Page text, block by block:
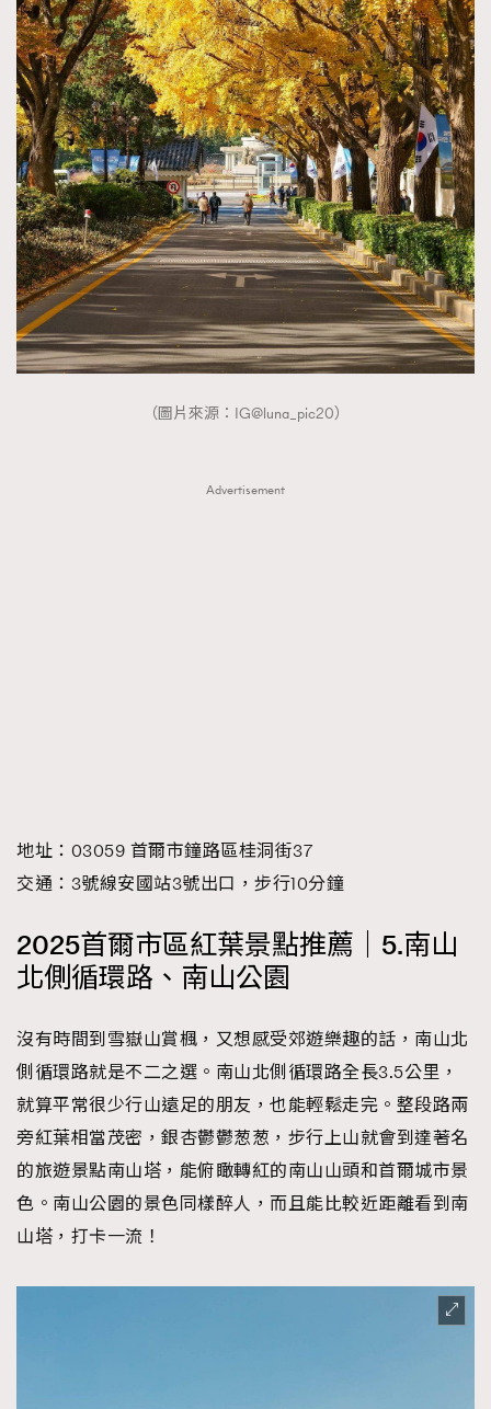
（圖片來源：IG@luna_pic20）
Advertisement
地址：03059 首爾市鐘路區桂洞街37
交通：3號線安國站3號出口，步行10分鐘
2025首爾市區紅葉景點推薦｜5.南山
北側循環路、南山公園
沒有時間到雪嶽山賞楓，又想感受郊遊樂趣的話，南山北
側循環路就是不二之選。南山北側循環路全長3.5公里，
就算平常很少行山遠足的朋友，也能輕鬆走完。整段路兩
旁紅葉相當茂密，銀杏鬱鬱葱葱，步行上山就會到達著名
的旅遊景點南山塔，能俯瞰轉紅的南山山頭和首爾城市景
色。南山公園的景色同樣醉人，而且能比較近距離看到南
山塔，打卡一流！